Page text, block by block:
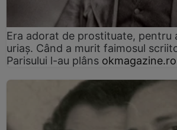
Era adorat de prostituate, pentru
uriaș. Când a murit faimosul
Parisului l-au plâns okmagazine.ro